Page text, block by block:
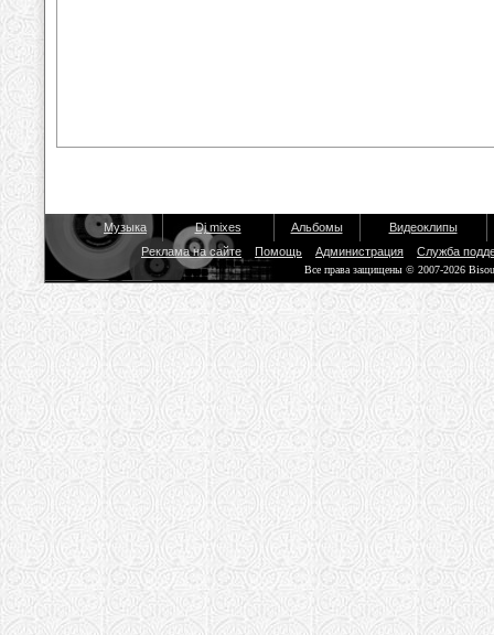
Музыка Dj mixes Альбомы
Видеоклипы
Реклама на сайте
Помощь Администрация Служба
Все права защищены © 2007-2026